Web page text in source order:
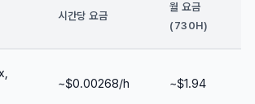
시간당 요금
월 요금
(730H)
~$0.00268/h ~$1.94